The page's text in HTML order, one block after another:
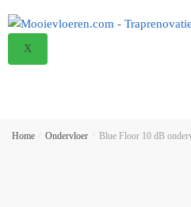
X
Home Ondervloer Blue Floor 10 dB